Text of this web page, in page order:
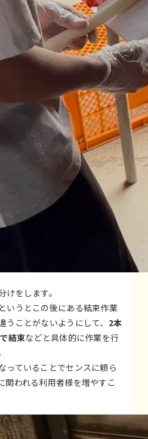
をします。
いうとこの後にある結束作業
ことがないようにして、 2本
結束などと具体的に作業を行
っていることでセンスに頼ら
関われる利用者様を増やすこ